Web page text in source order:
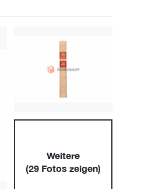
Weitere
(29Fotos zeigen)